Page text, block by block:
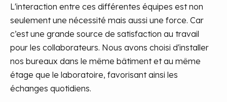
L'interaction entre ces différentes équipes est non
seulement une nécessité mais aussi une force. Car
c’est une grande source de satisfaction au travail
pour les collaborateurs. Nous avons choisi d'installer
nos bureaux dans le même bâtiment et au même
étage que le laboratoire, favorisant ainsi les
échanges quotidiens.